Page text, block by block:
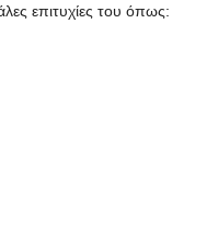
επιτυχίες του όπως: